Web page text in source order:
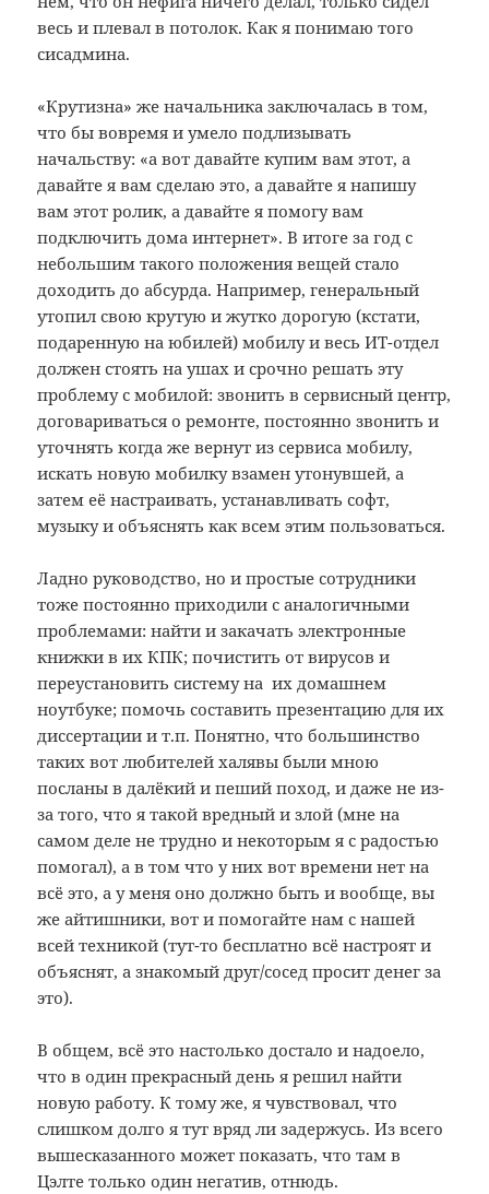
весь и плевал в потолок. Как я понимаю того
сисадмина.
«Крутизна» же начальника заключалась в том,
что бы вовремя и умело подлизывать
начальству: «а вот давайте купим вам этот, а
давайте я вам сделаю это, а давайте я напишу
вам этот ролик, а давайте я помогу вам
подключить дома интернет». В итоге за год с
небольшим такого положения вещей стало
доходить до абсурда. Например, генеральный
утопил свою крутую и жутко дорогую (кстати,
подаренную на юбилей) мобилу и весь ИТ-отдел
должен стоять на ушах и срочно решать эту
проблему с мобилой: звонить в сервисный центр,
договариваться о ремонте, постоянно звонить и
уточнять когда же вернут из сервиса мобилу,
искать новую мобилку взамен утонувшей, а
затем её настраивать, устанавливать софт,
музыку и объяснять как всем этим пользоваться.
Ладно руководство, но и простые сотрудники
тоже постоянно приходили с аналогичными
проблемами: найти и закачать электронные
книжки в их КПК; почистить от вирусов и
переустановить систему на их домашнем
ноутбуке; помочь составить презентацию для их
диссертации и т.п. Понятно, что большинство
таких вот любителей халявы были мною
посланы в далёкий и пеший поход, и даже не из-
за того, что я такой вредный и злой (мне на
самом деле не трудно и некоторым я с радостью
помогал), а в том что у них вот времени нет на
всё это, а у меня оно должно быть и вообще, вы
же айтишники, вот и помогайте нам с нашей
всей техникой (тут-то бесплатно всё настроят и
объяснят, а знакомый друг/сосед просит денег за
это).
В общем, всё это настолько достало и надоело,
что в один прекрасный день я решил найти
новую работу. К тому же, я чувствовал, что
слишком долго я тут вряд ли задержусь. Из всего
вышесказанного может показать, что там в
Цэлте только один негатив, отнюдь.